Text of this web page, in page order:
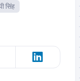
सिंह